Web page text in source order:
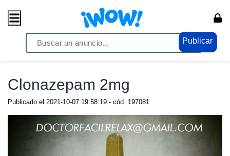
Publicar
/ Moda / Cosmética y Belleza
Clonazepam 2mg
Publicado el 2021-10-07 19:58:19 - cód. 197081